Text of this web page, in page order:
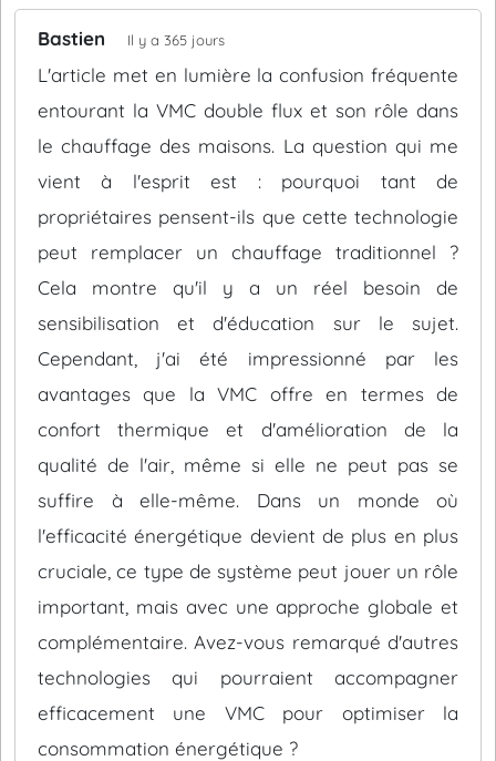
Bastien Il y a 365 jours
L'article met en lumière la confusion fréquente
entourant la VMC double flux et son rôle dans
le chauffage des maisons. La question qui me
vient à l'esprit est : pourquoi tant de
propriétaires pensent-ils que cette technologie
peut remplacer un chauffage traditionnel ?
Cela montre qu'il y a un réel besoin de
sensibilisation et d'éducation sur le sujet.
Cependant, j'ai été impressionné par les
avantages que la VMC offre en termes de
confort thermique et d'amélioration de la
qualité de l'air, même si elle ne peut pas se
suffire à elle-même. Dans un monde où
l'efficacité énergétique devient de plus en plus
cruciale, ce type de système peut jouer un rôle
important, mais avec une approche globale et
complémentaire. Avez-vous remarqué d'autres
technologies qui pourraient accompagner
efficacement une VMC pour optimiser la
consommation énergétique ?